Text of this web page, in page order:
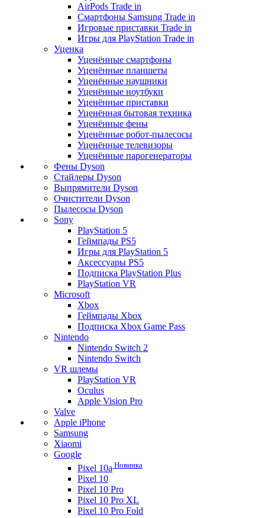
AirPods Trade in
Смартфоны Samsung Trade in
Игровые приставки Trade in
Игры для PlayStation Trade in
Уценка
Уценённые смартфоны
Уценённые планшеты
Уценённые наушники
Уценённые ноутбуки
Уценённые приставки
Уценённая бытовая техника
Уценённые фены
Уценённые робот-пылесосы
Уценённые телевизоры
Уценённые парогенераторы
Фены Dyson
Стайлеры Dyson
Выпрямители Dyson
Очистители Dyson
Пылесосы Dyson
Sony
PlayStation 5
Геймпады PS5
Игры для PlayStation 5
Аксессуары PS5
Подписка PlayStation Plus
PlayStation VR
Microsoft
Xbox
Геймпады Xbox
Подписка Xbox Game Pass
Nintendo
Nintendo Switch 2
Nintendo Switch
VR шлемы
PlayStation VR
Oculus
Apple Vision Pro
Valve
Apple iPhone
Samsung
Xiaomi
Google
Pixel 10a Новинка
Pixel 10
Pixel 10 Pro
Pixel 10 Pro XL
Pixel 10 Pro Fold